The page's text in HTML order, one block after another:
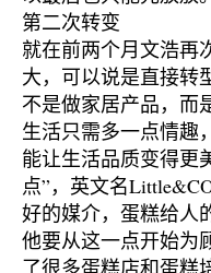
第二次转变
就在前两个月文浩再
大，可以说是直接转
不是做家居产品，而
生活只需多一点情趣
能让生活品质变得更
点”，英文名
好的媒介，蛋糕给人
他要从这一点开始为
了很多蛋糕店和蛋糕